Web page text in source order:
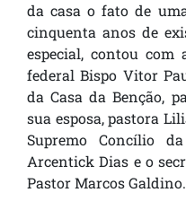
da casa o fato de
cinquenta anos de
especial, contou com
federal Bispo Vitor
da Casa da Benção,
sua esposa, pastora
Supremo Concílio
Arcentick Dias e o
Pastor Marcos Galdino.